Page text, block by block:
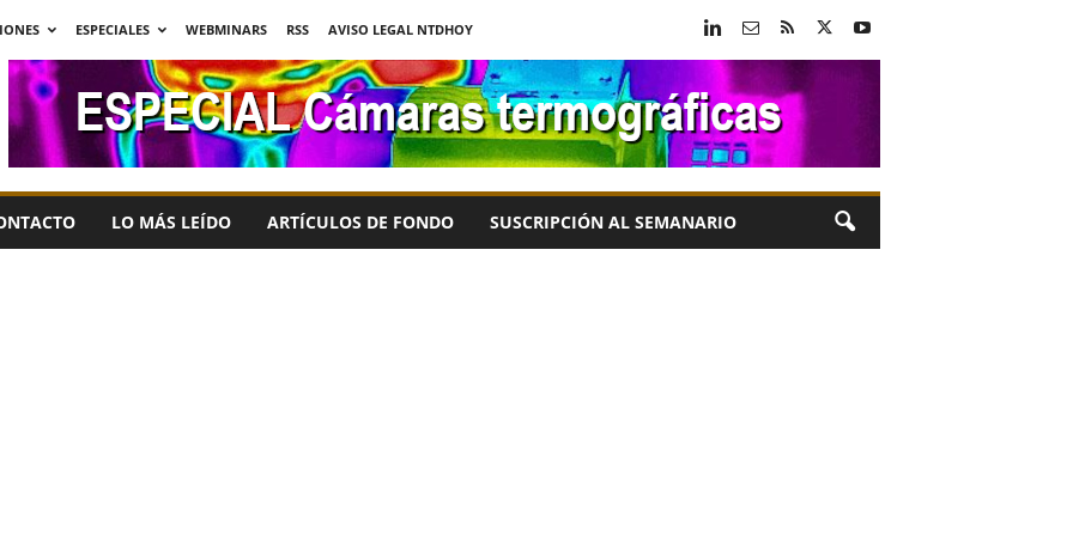
ESPECIALES WEBMINARS RSS
AVISO LEGAL NTDHOY
LO MÁS LEÍDO ARTÍCULOS DE FONDO SUSCRIPCIÓN AL SEMANARIO